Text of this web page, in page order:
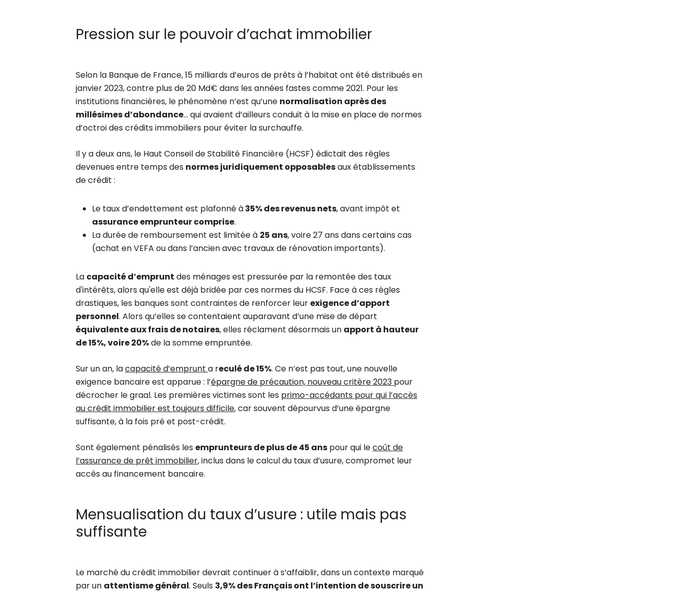
Pression sur le pouvoir d’achat immobilier
Selon la Banque de France, 15 milliards d’euros de prêts à l’habitat ont été distribués en
janvier 2023, contre plus de 20 Md€ dans les années fastes comme 2021. Pour les
institutions financières, le phénomène n’est qu’une normalisation après des
millésimes d’abondance… qui avaient d’ailleurs conduit à la mise en place de normes
d’octroi des crédits immobiliers pour éviter la surchauffe.
Il y a deux ans, le Haut Conseil de Stabilité Financière (HCSF) édictait des règles
devenues entre temps des normes juridiquement opposablesaux établissements
de crédit :
Le taux d’endettement est plafonné à35% des revenus nets, avant impôt et
assurance emprunteur comprise.
La durée de remboursement est limitée à 25 ans, voire 27 ans dans certains cas
(achat en VEFA ou dans l’ancien avec travaux de rénovation importants).
La capacité d’emprunt des ménages est pressurée par la remontée des taux
d'intérêts, alors qu'elle est déjà bridée par ces normes du HCSF. Face à ces règles
drastiques, les banques sont contraintes de renforcer leur exigence d’apport
personnel. Alors qu’elles se contentaient auparavant d’une mise de départ
équivalente aux frais de notaires, elles réclament désormais un apport à hauteur
de 15%, voire 20%de la somme empruntée.
Sur un an, lacapacité d’emprunt a reculé de 15%. Ce n’est pas tout, une nouvelle
exigence bancaire est apparue : l’épargne de précaution, nouveau critère 2023 pour
décrocher le graal. Les premières victimes sont les primo-accédants pour qui l’accès
au crédit immobilier est toujours difficile, car souvent dépourvus d’une épargne
suffisante, à la fois pré et post-crédit.
Sont également pénalisés les emprunteurs de plus de 45 ans pour qui lecoût de
l’assurance de prêt immobilier, inclus dans le calcul du taux d’usure, compromet leur
accès au financement bancaire.
Mensualisation du taux d’usure : utile mais pas
suffisante
Le marché du crédit immobilier devrait continuer à s’affaiblir, dans un contexte marqué
par un attentisme général. Seuls 3,9% des Français ont l’intention de souscrire un